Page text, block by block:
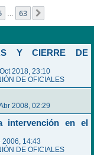
… 63
Y CIERRE DE
2018, 23:10
DE OFICIALES
2008, 02:29
intervención en el
2006, 14:43
DE OFICIALES